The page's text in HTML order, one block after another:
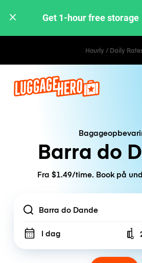
Get 1-hour free storage
Hourly / Daily
Barra do
Fra $1.49/time. Book på
Location
I dag